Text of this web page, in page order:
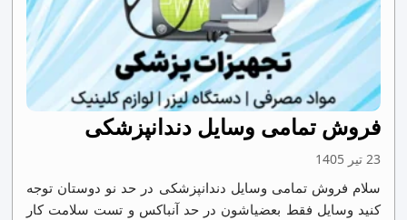
فروش تمامی وسایل دندانپزشکی
23 تیر 1405
سلام فروش تمامی وسایل دندانپزشکی در حد نو دوستان توجه
کنید وسایل فقط بعضیاشون در حد آنباکس و تست سلامت کار